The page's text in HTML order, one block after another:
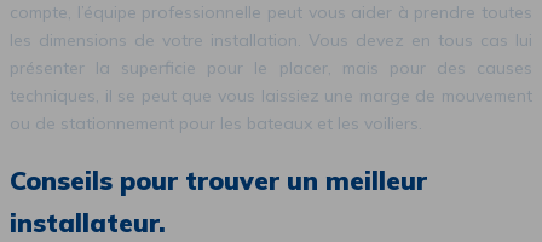
compte, l’équipe professionnelle peut vous aider à prendre toutes
les dimensions de votre installation. Vous devez en tous cas lui
présenter la superficie pour le placer, mais pour des causes
techniques, il se peut que vous laissiez une marge de mouvement
ou de stationnement pour les bateaux et les voiliers.
Conseils pour trouver un meilleur
installateur.